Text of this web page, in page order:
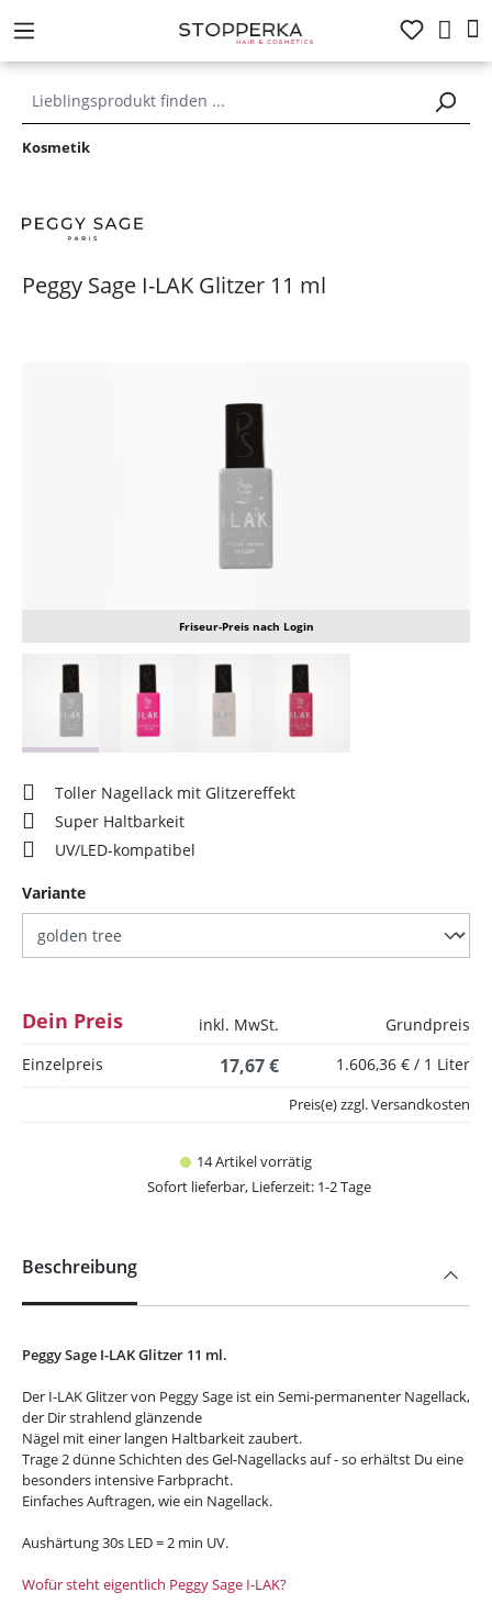
springen
Kosmetik
Peggy Sage I-LAK Glitzer 11 ml
Friseur-Preis nach Login
Toller Nagellack mit Glitzereffekt
Super Haltbarkeit
UV/LED-kompatibel
Varianteauswählen
Dein Preis inkl. MwSt.
Grundpreis
Einzelpreis
17,67 € 1.606,36 € / 1 Liter
14 Artikel vorrätig
Sofort lieferbar, Lieferzeit: 1-2 Tage
Preis(e) zzgl. Versandkosten
Beschreibung
Peggy Sage I-LAK Glitzer 11 ml.
Der I-LAK Glitzer von Peggy Sage ist ein Semi-permanenter Nagellack,
der Dir strahlend glänzende
Nägel mit einer langen Haltbarkeit zaubert.
Trage 2 dünne Schichten des Gel-Nagellacks auf - so erhältst Du eine
besonders intensive Farbpracht.
Einfaches Auftragen, wie ein Nagellack.
Aushärtung 30s LED = 2 min UV.
Wofür steht eigentlich Peggy Sage I-LAK?